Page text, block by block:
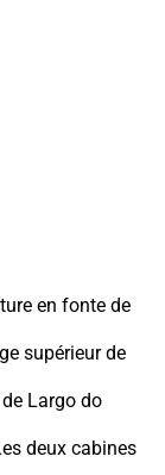
en fonte de
supérieur de
Largo do
deux cabines